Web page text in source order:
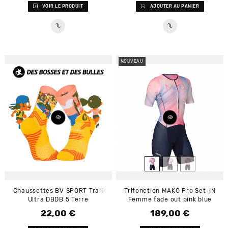
VOIR LE PRODUIT AJOUTER AU PANIER
Chaussettes BV SPORT Trail
Ultra DBDB 5 Terre
Prix
22,00 €
NOUVEAU
Trifonction MAKO Pro Set-IN
Femme fade out pink blue
Prix
189,00 €